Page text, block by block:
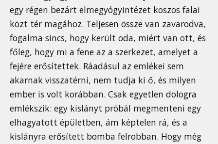
egy régen bezárt elmegyógyintézet koszos falai
közt tér magához. Teljesen össze van zavarodva,
fogalma sincs, hogy került oda, miért van ott, és
főleg, hogy mi a fene az a szerkezet, amelyet a
fejére erősítettek. Ráadásul az emlékei sem
akarnak visszatérni, nem tudja ki ő, és milyen
ember is volt korábban. Csak egyetlen dologra
emlékszik: egy kislányt próbál megmenteni egy
elhagyatott épületben, ám képtelen rá, és a
kislányra erősített bomba felrobban. Hogy még